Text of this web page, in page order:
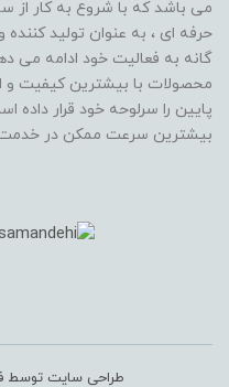
حرفه ای ، به عنوان تولید
گانه به فعالیت خود ادامه می
محصولات با بیشترین کیفیت و
پایین را سرلوحه خود قرار داده
بیشترین سرعت ممکن در خدمت
طراحی سایت توسط